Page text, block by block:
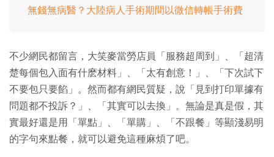
無錢無病醫？大陸病人手術期間以微信轉帳手術費
不少網民都留言，大笑麥當勞店員「服務超周到」、「超清
楚每個包入面有什麽材料」、「太有創意！」、「下次試下
不要包只要餡」。然而都有網民質疑，說「見到打印單據有
問題都不投訴？」、「其實可以去換」。無論是真是假，其
實最好還是用「單點」、「單購」、「不跟餐」等顯淺易明
的字句來點餐，就可以避免這種麻煩了吧。